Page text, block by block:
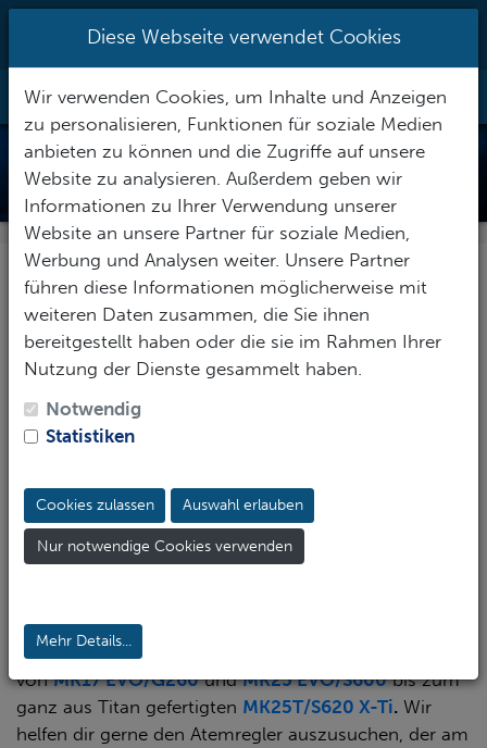
tauchsportzentrum.de
Toggle
ATEMREGLER
Einer der wichtigsten und lebenserhaltenden
Ausrüstungsgegenstände, den du dir kaufen wirst, ist
dasAtemreglersystem. Der Atemregler ist das
Herzstück deines Lebenserhaltungssystems. Es ist
unglaublich beruhigend, zu wissen, dass dein
wird - und dass du selbst der letzte warst, der ihn
benutzt hat.
Das Angebot von H2Oist so umfassend, dass sich für
jedes denkbare Tauchszenario ein passender
Atemregler findet. Für Preisbewusste gibt es den
bewährtenMK2 EVO/R195, im mittleren
wie MK11/C370
oberen Preissegment reicht die große Auswahl
vonMK17 EVO/G260undMK25 EVO/S600bis zum
ganz aus Titan gefertigten MK25T/S620 X-Ti. Wir
helfen dir gerne den Atemregler auszusuchen, der am
Diese Webseite verwendet Cookies
Wir verwenden Cookies, um Inhalte und Anzeigen
zu personalisieren, Funktionen für soziale Medien
anbieten zu können und die Zugriffe auf unsere
Website zu analysieren. Außerdem geben wir
Informationen zu Ihrer Verwendung unserer
Website an unsere Partner für soziale Medien,
Werbung und Analysen weiter. Unsere Partner
führen diese Informationen möglicherweise mit
weiteren Daten zusammen, die Sie ihnen
bereitgestellt haben oder die sie im Rahmen Ihrer
Nutzung der Dienste gesammelt haben.
Notwendig
Statistiken
Cookies zulassen Auswahl erlauben
Nur notwendige Cookies verwenden
Mehr Details...